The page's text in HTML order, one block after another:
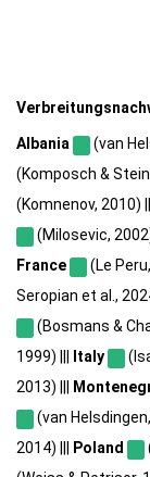
Albania (van
(Komposch &
(Komnenov, 2010) |||
(Milosevic, 2002)
France
(Le Peru,
Seropian et al.,
(Bosmans &
1999) |||
Italy
2013) |||
(van Helsdingen,
2014) |||
Poland